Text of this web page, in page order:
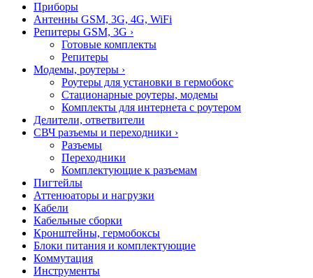
Приборы
Антенны GSM, 3G, 4G, WiFi
Репитеры GSM, 3G ›
Готовые комплекты
Репитеры
Модемы, роутеры ›
Роутеры для установки в гермобокс
Стационарные роутеры, модемы
Комплекты для интернета с роутером
Делители, ответвители
СВЧ разъемы и переходники ›
Разъемы
Переходники
Комплектующие к разъемам
Пигтейлы
Аттенюаторы и нагрузки
Кабели
Кабельные сборки
Кронштейны, гермобоксы
Блоки питания и комплектующие
Коммутация
Инструменты